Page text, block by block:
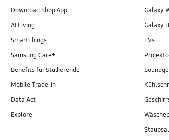
Download Shop App
AI Living
SmartThings
Samsung Care+
Benefits für Studierende
Mobile Trade-in
Data Act
Explore
Galaxy
Galaxy
TVs